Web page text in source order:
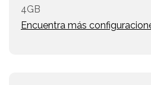
4GB
Encuentra más